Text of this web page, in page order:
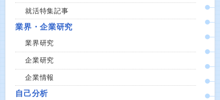
就活特集記事
業界・企業研究
業界研究
企業研究
企業情報
自己分析